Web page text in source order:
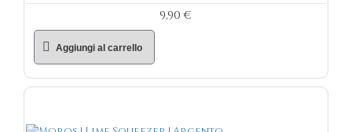
9,90 €
Aggiungi al carrello